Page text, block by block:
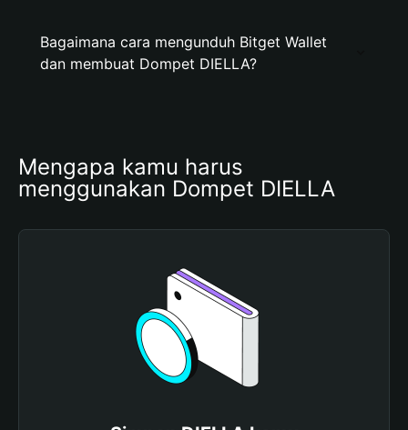
Bagaimana cara mengunduh Bitget Wallet
dan membuat Dompet DIELLA?
Mengapa kamu harus
menggunakan Dompet DIELLA